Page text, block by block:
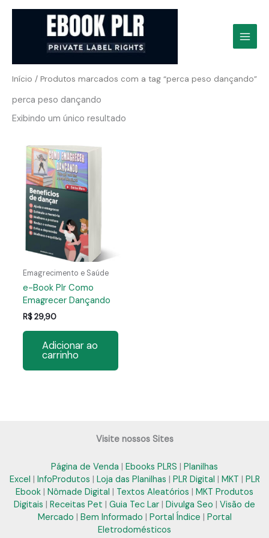
Início / Produtos marcados com a tag “perca peso dançando”
perca peso dançando
Exibindo um único resultado
Emagrecimento e Saúde
e-Book Plr Como
Emagrecer Dançando
R$29,90
Adicionar ao
carrinho
Visite nossos Sites
Página de Venda | Ebooks PLRS | Planilhas
Excel | InfoProdutos | Loja das Planilhas | PLR Digital | MKT | PLR
Ebook | Nômade Digital | Textos Aleatórios | MKT Produtos
Digitais | Receitas Pet | Guia Tec Lar | Divulga Seo | Visão de
Mercado | Bem Informado | Portal Índice | Portal
Eletrodomésticos